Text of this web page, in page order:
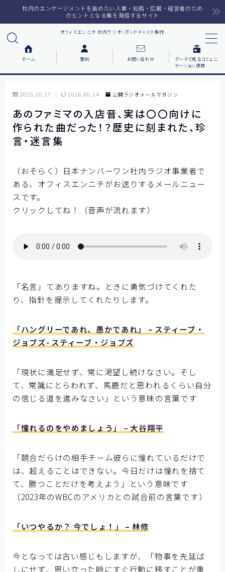
社内のエンゲージメントを高めたい人事・総務・広報・経営者のため
のヒントとなる集を発信するサイト
オフィスエンニチ 社内ラジオ・ポッドキャスト製作
MENU
ラジオメルマガ
サービス一覧
事例について知りたい
各社の動機をまとめました
大阪ガスビジネスクリエイト様
【株式会社リゲッタ様】
コミュニケーションの課題をデータで見る
メディア掲載
記事を探す
よくあるご質問
お問い合わせ
ホーム 事例 お問い合わせ
データで見るコミュニ
ケーション課題
2025.10.17 2026.06.14 公開ラジオメールマガジン
あのファミマの入店音、実は〇〇向けに
作られた曲だった！？歴史に刻まれた、珍
言・迷言集
（おそらく）日本ナンバーワン社内ラジオ事業者で
ある、オフィスエンニチがお送りするメールニュー
スです。
クリックしてね！（音声が流れます）
「名言」てありますね。ときに勇気づけてくれた
り、指針を提示してくれたりします。
「ハングリーであれ、愚かであれ」 – スティーブ・
ジョブズ- スティーブ・ジョブズ
「現状に満足せず、常に渇望し続けなさい。そし
て、常識にとらわれず、馬鹿だと思われるくらい自分
の信じる道を進みなさい」という意味の言葉です
「憧れるのをやめましょう」 – 大谷翔平
「競合だらけの相手チーム彼らに憧れているだけで
は、超えることはできない。今日だけは憧れを捨て
て、勝つことだけを考えよう」という意味です
（2023年のWBCのアメリカとの試合前の言葉です）
「いつやるか？ 今でしょ！」 – 林修
今となっては古い感じもしますが、「物事を先延ば
しにせず、思い立った時にすぐ行動に移すことが重